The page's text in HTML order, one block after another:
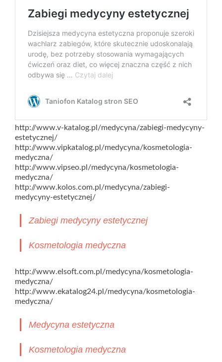
http://www.v-katalog.pl/medycyna/zabiegi-medycyny-
estetycznej/
http://www.vipkatalog.pl/medycyna/kosmetologia-
medyczna/
http://www.vipseo.pl/medycyna/kosmetologia-
medyczna/
http://www.kolos.com.pl/medycyna/zabiegi-
medycyny-estetycznej/
Zabiegi medycyny estetycznej
Kosmetologia medyczna
http://www.elsoft.com.pl/medycyna/kosmetologia-
medyczna/
http://www.ekatalog24.pl/medycyna/kosmetologia-
medyczna/
Medycyna estetyczna
Kosmetologia medyczna